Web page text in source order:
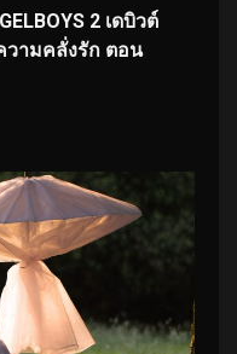
2 เดบิวต์
วามคลั่งรัก ตอน